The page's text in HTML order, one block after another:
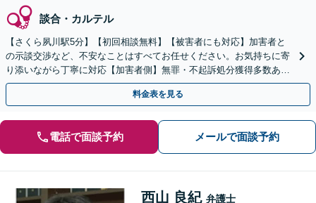
談合・カルテル
【さくら夙川駅5分】【初回相談無料】【被害者にも対応】加害者と
の示談交渉など、不安なことはすべてお任せください。お気持ちに寄
り添いながら丁寧に対応【加害者側】無罪・不起訴処分獲得多数あ
り。早期接見で速やかな解決を目指します。再犯防止にも注力
料金表を見る
電話で面談予約 メールで面談予約
西山 良紀 弁護士